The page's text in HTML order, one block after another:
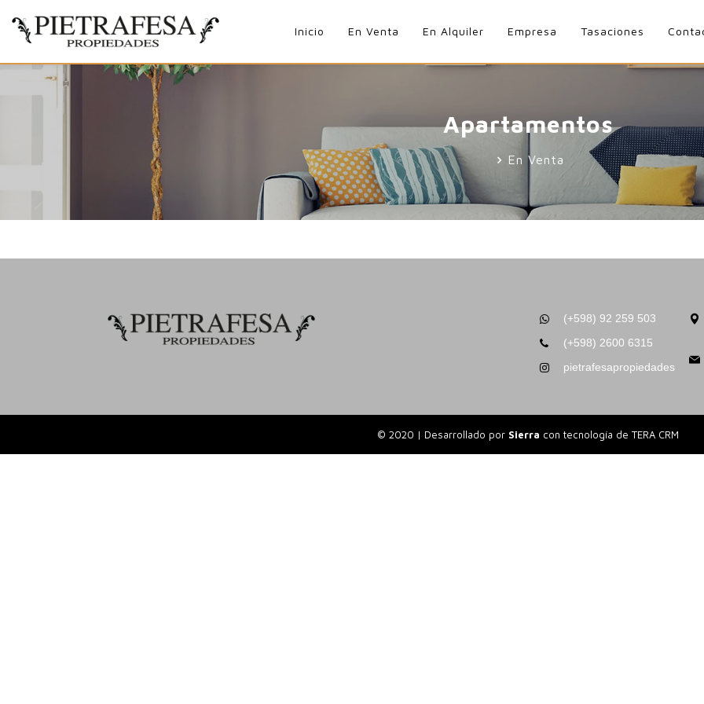
Inicio En Venta En Alquiler Empresa Tasaciones
Apartamentos
En Venta
(+598) 92 259 503
(+598) 2600 6315
pietrafesapropiedades
© 2020 | Desarrollado por Sierra con tecnología de TERA CRM